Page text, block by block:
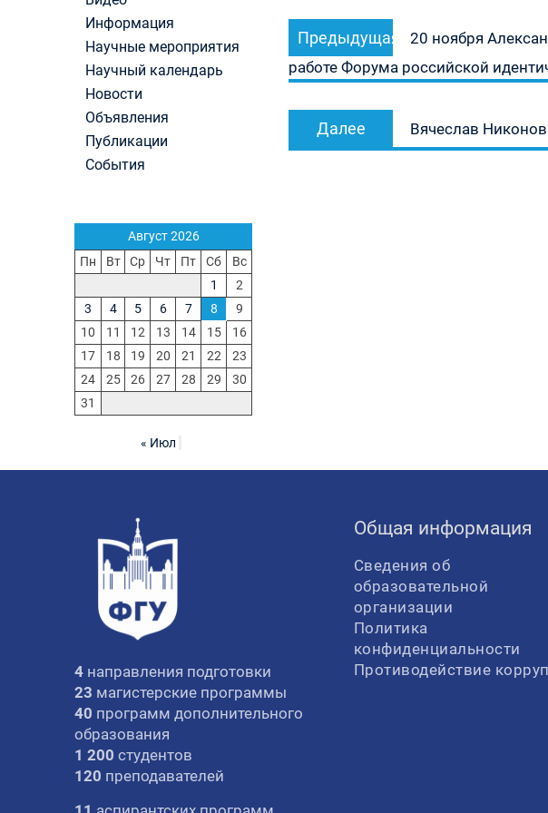
Первый канал, 28.07.2026. Часть 1-3
Вячеслав Никонов в программе «Большая игра» —
Первый канал, 27.07.2026. Часть 1-2
Конкурсные списки лиц, прошедших
вступительные испытания в МГУ имени
М.В.Ломоносова в 2026 году по каждому конкурсу
(ранжированные списки поступающих)
Вячеслав Никонов в программе «Большая игра» —
Первый канал, 24.07.2026. Часть 1-2
Навигация
по
записям
Предыдущая
Предыдущая
запись:
20 ноября
работе Форума российской
Далее
запись:
Вячеслав
Информация
Научные мероприятия
Научный календарь
Новости
Объявления
Публикации
События
Август 2026
Пн
Вт Ср Чт Пт Сб
Вс
1
2
3
4 5 6 7 8
9
10
11 12 13 14 15
16
17
18 19 20 21 22
23
24
25 26 27 28 29
30
31
« Июл
4 направления подготовки
23 магистерские программы
40 программ дополнительного
образования
1 200 студентов
120 преподавателей
Общая информация
Сведения об
образовательной
организации
Политика
конфиденциальности
Противодействие